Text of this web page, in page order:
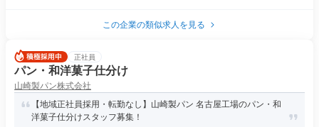
この企業の類似求人を見る
正社員
パン・和洋菓子仕分け
山崎製パン株式会社
【地域正社員採用・転勤なし】山崎製パン 名古屋工場のパン・和
洋菓子仕分けスタッフ募集！